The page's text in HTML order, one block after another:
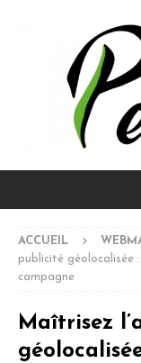
ACCUEIL
publicité géolocalisée
campagne
Maîtrisez